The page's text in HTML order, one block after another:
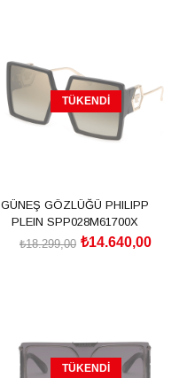
TÜKENDI
GÜNEŞ GÖZLÜĞÜ PHILIPP
PLEIN SPP028M61700X
₺14.640,00
₺18.299,00
TÜKENDI